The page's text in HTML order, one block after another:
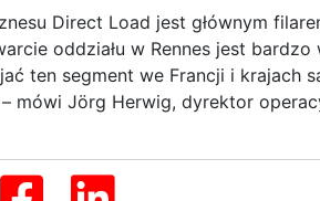
Direct Load jest głównym
oddziału w Rennes jest
ten segment we Francji i krajach
mówi Jörg Herwig, dyrektor